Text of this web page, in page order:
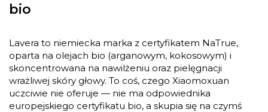
bio
Lavera to niemiecka marka z certyfikatem NaTrue,
oparta na olejach bio (arganowym, kokosowym) i
skoncentrowana na nawilżeniu oraz pielęgnacji
wrażliwej skóry głowy. To coś, czego Xiaomoxuan
uczciwie nie oferuje — nie ma odpowiednika
europejskiego certyfikatu bio, a skupia się na czymś